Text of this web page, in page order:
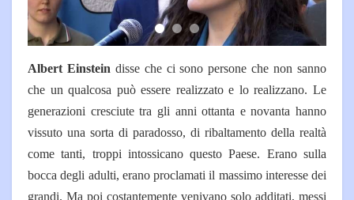
Albert Einstein disse che ci sono persone che non sanno
che un qualcosa può essere realizzato e lo realizzano. Le
generazioni cresciute tra gli anni ottanta e novanta hanno
vissuto una sorta di paradosso, di ribaltamento della realtà
come tanti, troppi intossicano questo Paese. Erano sulla
bocca degli adulti, erano proclamati il massimo interesse dei
grandi. Ma poi costantemente venivano solo additati, messi